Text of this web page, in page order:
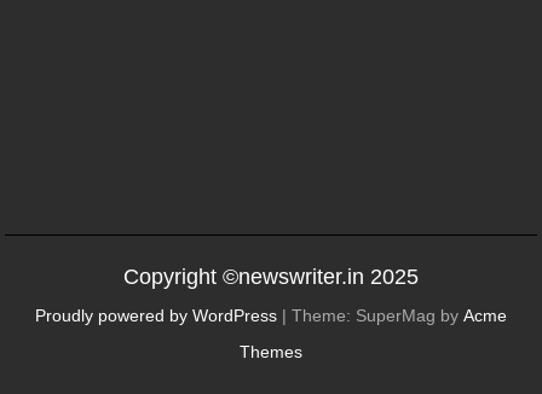
Copyright ©newswriter.in 2025
Proudly powered by WordPress | Theme: SuperMag by Acme
Themes